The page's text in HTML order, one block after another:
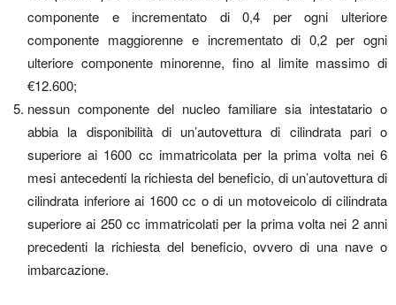
componente e incrementato di 0,4 per ogni ulteriore
componente maggiorenne e incrementato di 0,2 per ogni
ulteriore componente minorenne, fino al limite massimo di
€12.600;
nessun componente del nucleo familiare sia intestatario o
abbia la disponibilità di un’autovettura di cilindrata pari o
superiore ai 1600 cc immatricolata per la prima volta nei 6
mesi antecedenti la richiesta del beneficio, di un’autovettura di
cilindrata inferiore ai 1600 cc o di un motoveicolo di cilindrata
superiore ai 250 cc immatricolati per la prima volta nei 2 anni
precedenti la richiesta del beneficio, ovvero di una nave o
imbarcazione.